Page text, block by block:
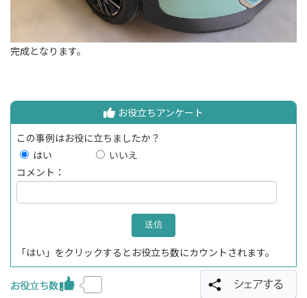
完成となります。
お役立ちアンケート
この事例はお役に立ちましたか？
はい
いいえ
コメント：
「はい」をクリックするとお役立ち数にカウントされます。